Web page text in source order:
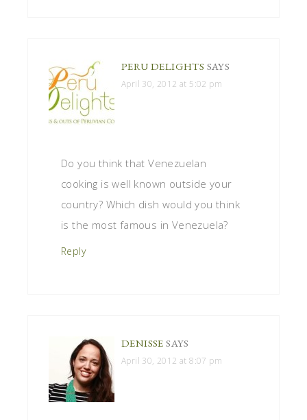
PERU DELIGHTS SAYS
April 30, 2012 at 5:02 pm
Do you think that Venezuelan
cooking is well known outside your
country? Which dish would you think
is the most famous in Venezuela?
Reply
DENISSE SAYS
April 30, 2012 at 8:07 pm